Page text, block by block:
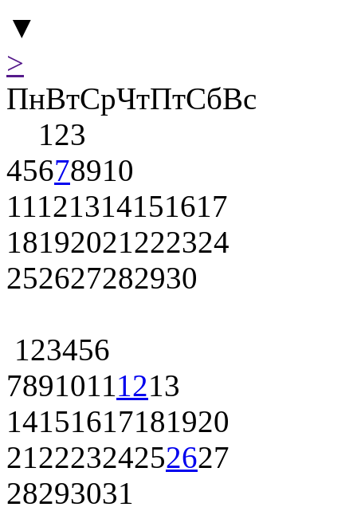
▼
>
ПнВтСрЧтПтСбВс
123
45678910
11121314151617
18192021222324
252627282930
123456
78910111213
14151617181920
21222324252627
28293031